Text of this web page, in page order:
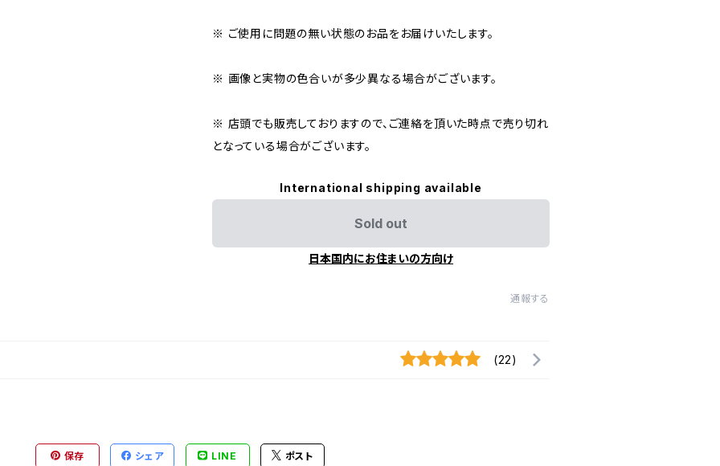
※ ご使用に問題の無い状態のお品をお届けいたします。
※ 画像と実物の色合いが多少異なる場合がございます。
※ 店頭でも販売しておりますので、ご連絡を頂いた時点で売り切れ
となっている場合がございます。
International shipping available
Sold out
日本国内にお住まいの方向け
通報する
(22)
保存 シェア LINE ポスト